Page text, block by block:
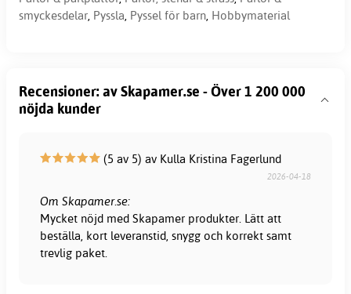
smyckesdelar, Pyssla, Pyssel för barn, Hobbymaterial
Recensioner: av Skapamer.se - Över 1 200 000
nöjda kunder
(5 av 5) av Kulla Kristina Fagerlund
2026-04-18
Om Skapamer.se:
Mycket nöjd med Skapamer produkter. Lätt att
beställa, kort leveranstid, snygg och korrekt samt
trevlig paket.